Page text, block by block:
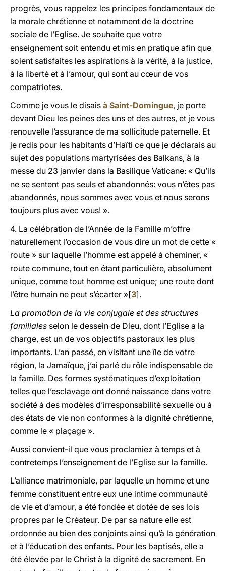
progrès, vous rappelez les principes fondamentaux de
la morale chrétienne et notamment de la doctrine
sociale de l’Eglise. Je souhaite que votre
enseignement soit entendu et mis en pratique afin que
soient satisfaites les aspirations à la vérité, à la justice,
à la liberté et à l’amour, qui sont au cœur de vos
compatriotes.
Comme je vous le disais à Saint-Domingue, je porte
devant Dieu les peines des uns et des autres, et je vous
renouvelle l’assurance de ma sollicitude paternelle. Et
je redis pour les habitants d’Haïti ce que je déclarais au
sujet des populations martyrisées des Balkans, à la
messe du 23 janvier dans la Basilique Vaticane: « Qu’ils
ne se sentent pas seuls et abandonnés: vous n’êtes pas
abandonnés, nous sommes avec vous et nous serons
toujours plus avec vous! ».
4. La célébration de l’Année de la Famille m’offre
naturellement l’occasion de vous dire un mot de cette «
route » sur laquelle l’homme est appelé à cheminer, «
route commune, tout en étant particulière, absolument
unique, comme tout homme est unique; une route dont
l’être humain ne peut s’écarter »[3].
La promotion de la vie conjugale et des structures
familiales selon le dessein de Dieu, dont l’Eglise a la
charge, est un de vos objectifs pastoraux les plus
importants. L’an passé, en visitant une île de votre
région, la Jamaïque, j’ai parlé du rôle indispensable de
la famille. Des formes systématiques d’exploitation
telles que l’esclavage ont donné naissance dans votre
société à des modèles d’irresponsabilité sexuelle ou à
des états de vie non conformes à la dignité chrétienne,
comme le « plaçage ».
Aussi convient-il que vous proclamiez à temps et à
contretemps l’enseignement de l’Eglise sur la famille.
L’alliance matrimoniale, par laquelle un homme et une
femme constituent entre eux une intime communauté
de vie et d’amour, a été fondée et dotée de ses lois
propres par le Créateur. De par sa nature elle est
ordonnée au bien des conjoints ainsi qu’à la génération
et à l’éducation des enfants. Pour les baptisés, elle a
été élevée par le Christ à la dignité de sacrement. En